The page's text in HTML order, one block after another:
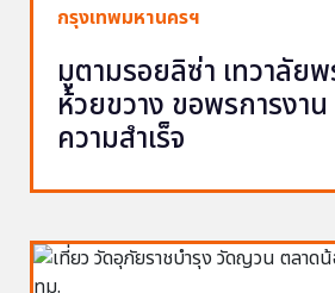
กรุงเทพมหานครฯ
มูตามรอยลิซ่า เทวาลัย
ห้วยขวาง ขอพรการงาน
ความสำเร็จ